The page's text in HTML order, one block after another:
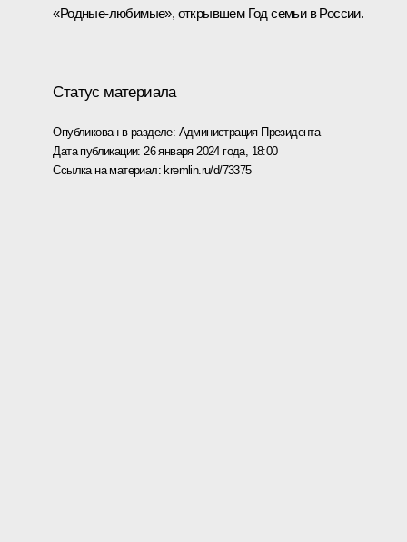
«Родные-любимые», открывшем Год семьи в России.
Статус материала
Опубликован в разделе: Администрация Президента
Дата публикации: 26 января 2024 года, 18:00
Ссылка на материал: kremlin.ru/d/73375